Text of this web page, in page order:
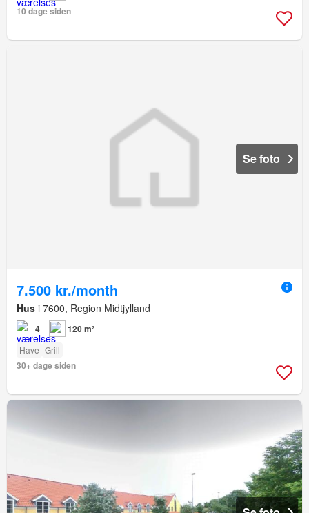
10 dage siden
Se foto
7.500 kr./month
Hus i 7600, Region Midtjylland
4 120 m²
Have Grill
30+ dage siden